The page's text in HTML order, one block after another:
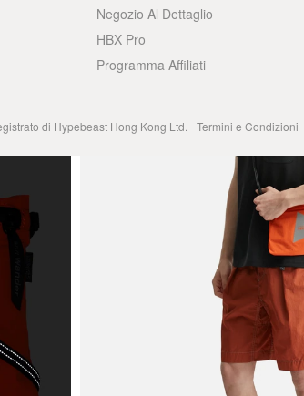
Negozio Al Dettaglio
HBX Pro
Programma Affiliati
di Hypebeast Hong Kong Ltd. Termini e Condizioni